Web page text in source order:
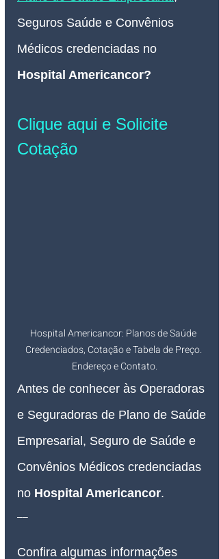
Seguros Saúde e Convênios
Médicos credenciadas no
Hospital Americancor?
Clique aqui e Solicite
Cotação
Hospital Americancor: Planos de Saúde
Credenciados, Cotação e Tabela de Preço.
Endereço e Contato.
Antes de conhecer às Operadoras
e Seguradoras de Plano de Saúde
Empresarial, Seguro de Saúde e
Convênios Médicos credenciadas
no Hospital Americancor.
__
Confira algumas informações